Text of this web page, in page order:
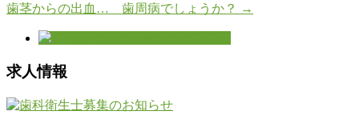
歯茎からの出血… 歯周病でしょうか？
→
求人情報